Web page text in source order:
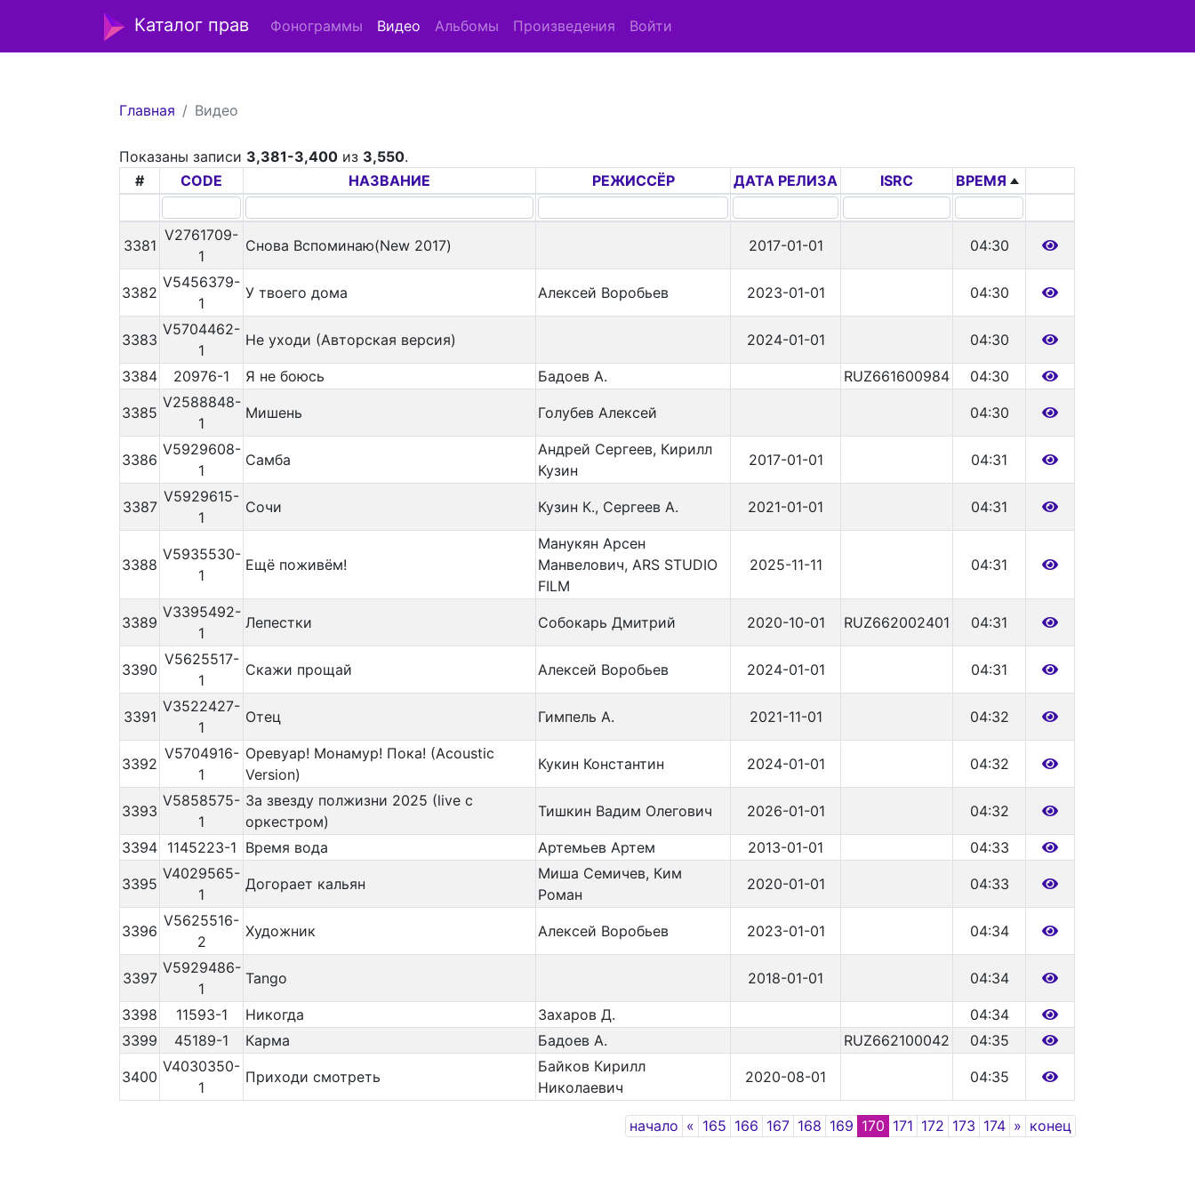
Каталог прав Фонограммы Видео Альбомы Произведения Войти
Главная Видео
Показаны записи 3,381-3,400 из 3,550.
#
CODE НАЗВАНИЕ РЕЖИССЁР ДАТА РЕЛИЗА ISRC ВРЕМЯ
3381
V2761709-
1
Снова Вспоминаю(New 2017) 2017-01-01 04:30
3382
V5456379-
1
У твоего дома Алексей Воробьев 2023-01-01 04:30
3383
V5704462-
1
Не уходи (Авторская версия) 2024-01-01 04:30
3384 20976-1 Я не боюсь Бадоев А. RUZ661600984 04:30
3385
V2588848-
1
Мишень Голубев Алексей 04:30
3386
V5929608-
1
Самба
Андрей Сергеев, Кирилл
Кузин
2017-01-01 04:31
3387
V5929615-
1
Сочи Кузин К., Сергеев А. 2021-01-01 04:31
3388
V5935530-
1
Ещё поживём!
Манукян Арсен
Манвелович, ARS STUDIO
FILM
2025-11-11 04:31
3389
V3395492-
1
Лепестки Собокарь Дмитрий 2020-10-01 RUZ662002401 04:31
3390
V5625517-
1
Скажи прощай Алексей Воробьев 2024-01-01 04:31
3391
V3522427-
1
Отец Гимпель А. 2021-11-01 04:32
3392
V5704916-
1
Оревуар! Монамур! Пока! (Acoustic
Version)
Кукин Константин 2024-01-01 04:32
3393
V5858575-
1
За звезду полжизни 2025 (live c
оркестром)
Тишкин Вадим Олегович 2026-01-01 04:32
3394 1145223-1 Время вода Артемьев Артем 2013-01-01 04:33
3395
V4029565-
1
Догорает кальян
Миша Семичев, Ким
Роман
2020-01-01 04:33
3396
V5625516-
2
Художник Алексей Воробьев 2023-01-01 04:34
3397
V5929486-
1
Tango 2018-01-01 04:34
3398 11593-1 Никогда Захаров Д.
04:34
3399
45189-1 Карма Бадоев А. RUZ662100042 04:35
3400
V4030350-
1
Приходи смотреть
Байков Кирилл
Николаевич
2020-08-01 04:35
начало «Previous
165 166 167 168 169 170 171 172 173 174 »Next
конец